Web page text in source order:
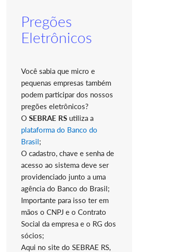
Pregões
Eletrônicos
Você sabia que micro e
pequenas empresas também
podem participar dos nossos
pregões eletrônicos?
O SEBRAE RSutiliza a
plataforma do Banco do
Brasil;
O cadastro, chave e senha de
acesso ao sistema deve ser
providenciado junto a uma
agência do Banco do Brasil;
Importante para isso ter em
mãos o CNPJ e o Contrato
Social da empresa e o RG dos
sócios;
Aqui no site do SEBRAE RS,